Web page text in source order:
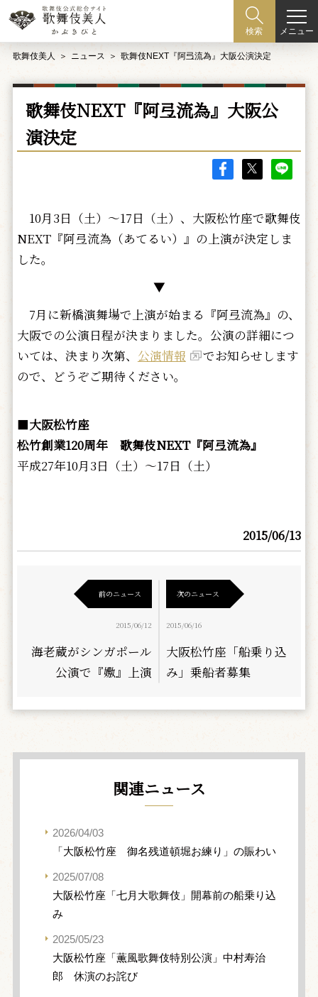
検索 メニュー
歌舞伎美人 ニュース 歌舞伎NEXT『阿弖流為』大阪公演決定
歌舞伎NEXT『阿弖流為』大阪公
演決定
10月3日（土）～17日（土）、大阪松竹座で歌舞伎
NEXT『阿弖流為（あてるい）』の上演が決定しま
した。
▼
7月に新橋演舞場で上演が始まる『阿弖流為』の、
大阪での公演日程が決まりました。公演の詳細につ
いては、決まり次第、 公演情報
でお知らせします
ので、どうぞご期待ください。
■大阪松竹座
松竹創業120周年 歌舞伎NEXT『阿弖流為』
平成27年10月3日（土）～17日（土）
2015/06/13
前のニュース
2015/06/12
海老蔵がシンガポール
公演で『嫐』上演
次のニュース
2015/06/16
大阪松竹座「船乗り込
み」乗船者募集
関連ニュース
2026/04/03
「大阪松竹座 御名残道頓堀お練り」の賑わい
2025/07/08
大阪松竹座「七月大歌舞伎」開幕前の船乗り込
み
2025/05/23
大阪松竹座「薫風歌舞伎特別公演」中村寿治
郎 休演のお詫び